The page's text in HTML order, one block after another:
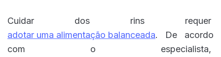
Cuidar dos rins requer
adotar uma alimentação balanceada. De acordo
com o especialista,